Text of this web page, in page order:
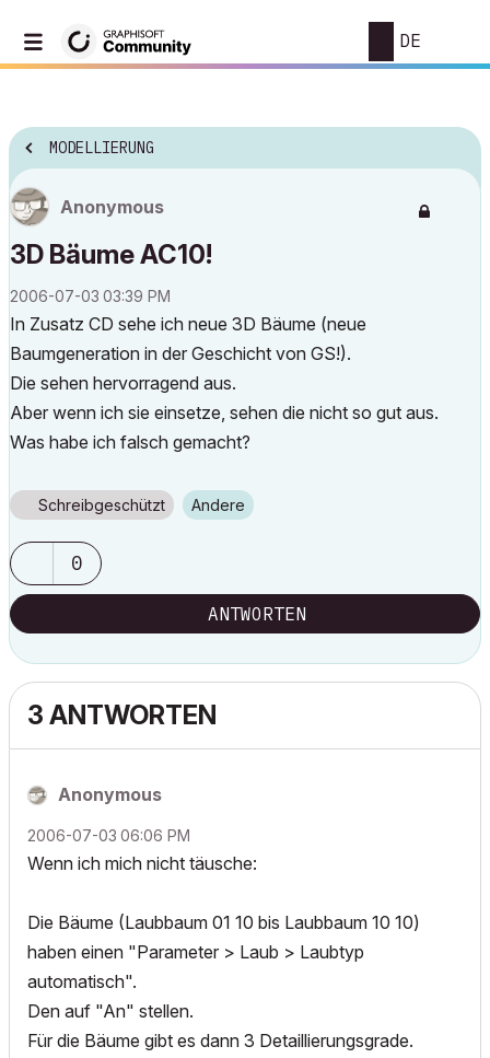
DE
MODELLIERUNG
Anonymous
3D Bäume AC10!
‎2006-07-03 03:39 PM
In Zusatz CD sehe ich neue 3D Bäume (neue
Baumgeneration in der Geschicht von GS!).
Die sehen hervorragend aus.
Aber wenn ich sie einsetze, sehen die nicht so gut aus.
Was habe ich falsch gemacht?
Schreibgeschützt Andere
0
ANTWORTEN
3 ANTWORTEN
Anonymous
‎2006-07-03 06:06 PM
Wenn ich mich nicht täusche:
Die Bäume (Laubbaum 01 10 bis Laubbaum 10 10)
haben einen "Parameter > Laub > Laubtyp
automatisch".
Den auf "An" stellen.
Für die Bäume gibt es dann 3 Detaillierungsgrade.